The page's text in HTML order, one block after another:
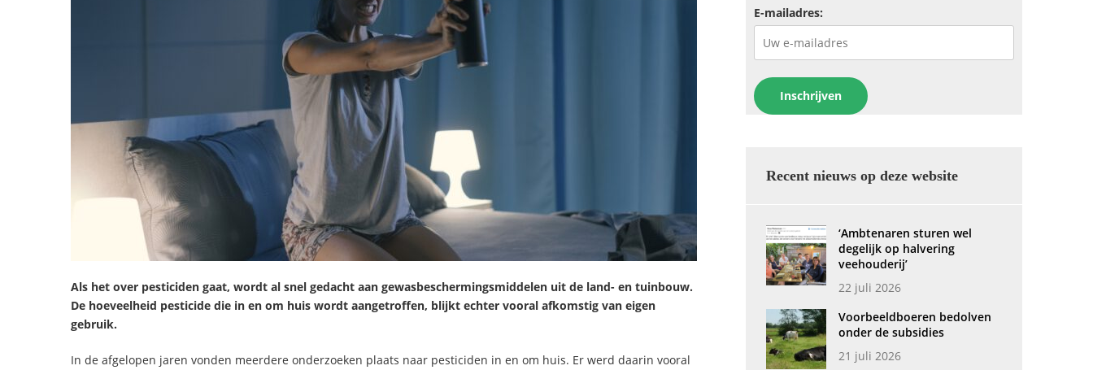
Als het over pesticiden gaat, wordt al snel gedacht aan gewasbeschermingsmiddelen uit de land- en tuinbouw.
De hoeveelheid pesticide die in en om huis wordt aangetroffen, blijkt echter vooral afkomstig van eigen
gebruik.
In de afgelopen jaren vonden meerdere onderzoeken plaats naar pesticiden in en om huis. Er werd daarin vooral
E-mailadres:
Recent nieuws op deze website
‘Ambtenaren sturen wel
degelijk op halvering
veehouderij’
22 juli 2026
Voorbeeldboeren bedolven
onder de subsidies
21 juli 2026